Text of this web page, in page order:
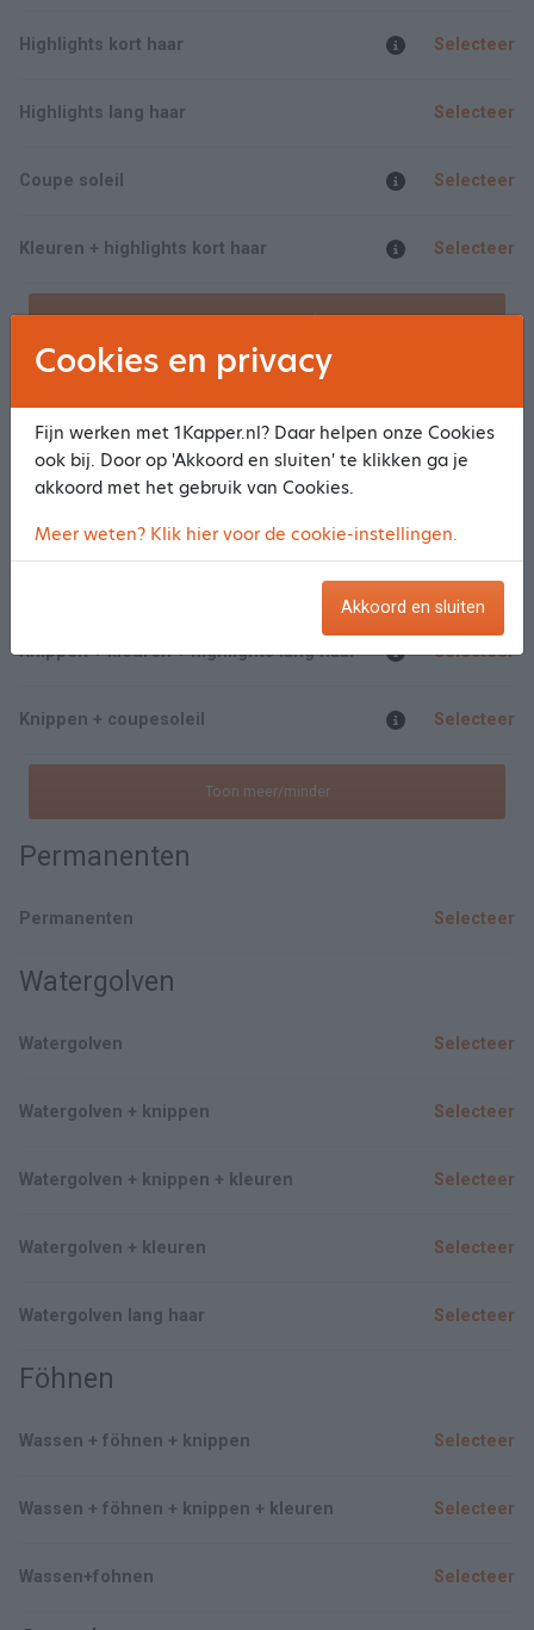
Highlights kort haar Selecteer
Highlights lang haar Selecteer
Coupe soleil Selecteer
Kleuren + highlights kort haar Selecteer
Toon meer/minder
Knippen & kleuren
Knippen + kleuren kort haar
Knippen + kleuren + highlights korthaar Selecteer
Knippen + kleuren + highlights lang haar Selecteer
Knippen + coupesoleil Selecteer
Toon meer/minder
Permanenten
Permanenten Selecteer
Watergolven
Watergolven Selecteer
Watergolven + knippen Selecteer
Watergolven + knippen + kleuren Selecteer
Watergolven + kleuren Selecteer
Watergolven lang haar Selecteer
Föhnen
Wassen + föhnen + knippen Selecteer
Wassen + föhnen + knippen + kleuren Selecteer
Wassen+fohnen Selecteer
Cookies en privacy
Fijn werken met 1Kapper.nl? Daar helpen onze Cookies
ook bij. Door op 'Akkoord en sluiten' te klikken ga je
akkoord met het gebruik van Cookies.
Meer weten? Klik hier voor de cookie-instellingen.
Akkoord en sluiten